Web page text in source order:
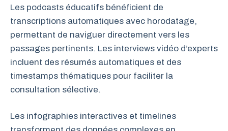
Les podcasts éducatifs bénéficient de
transcriptions automatiques avec horodatage,
permettant de naviguer directement vers les
passages pertinents. Les interviews vidéo d’experts
incluent des résumés automatiques et des
timestamps thématiques pour faciliter la
consultation sélective.
Les infographies interactives et timelines